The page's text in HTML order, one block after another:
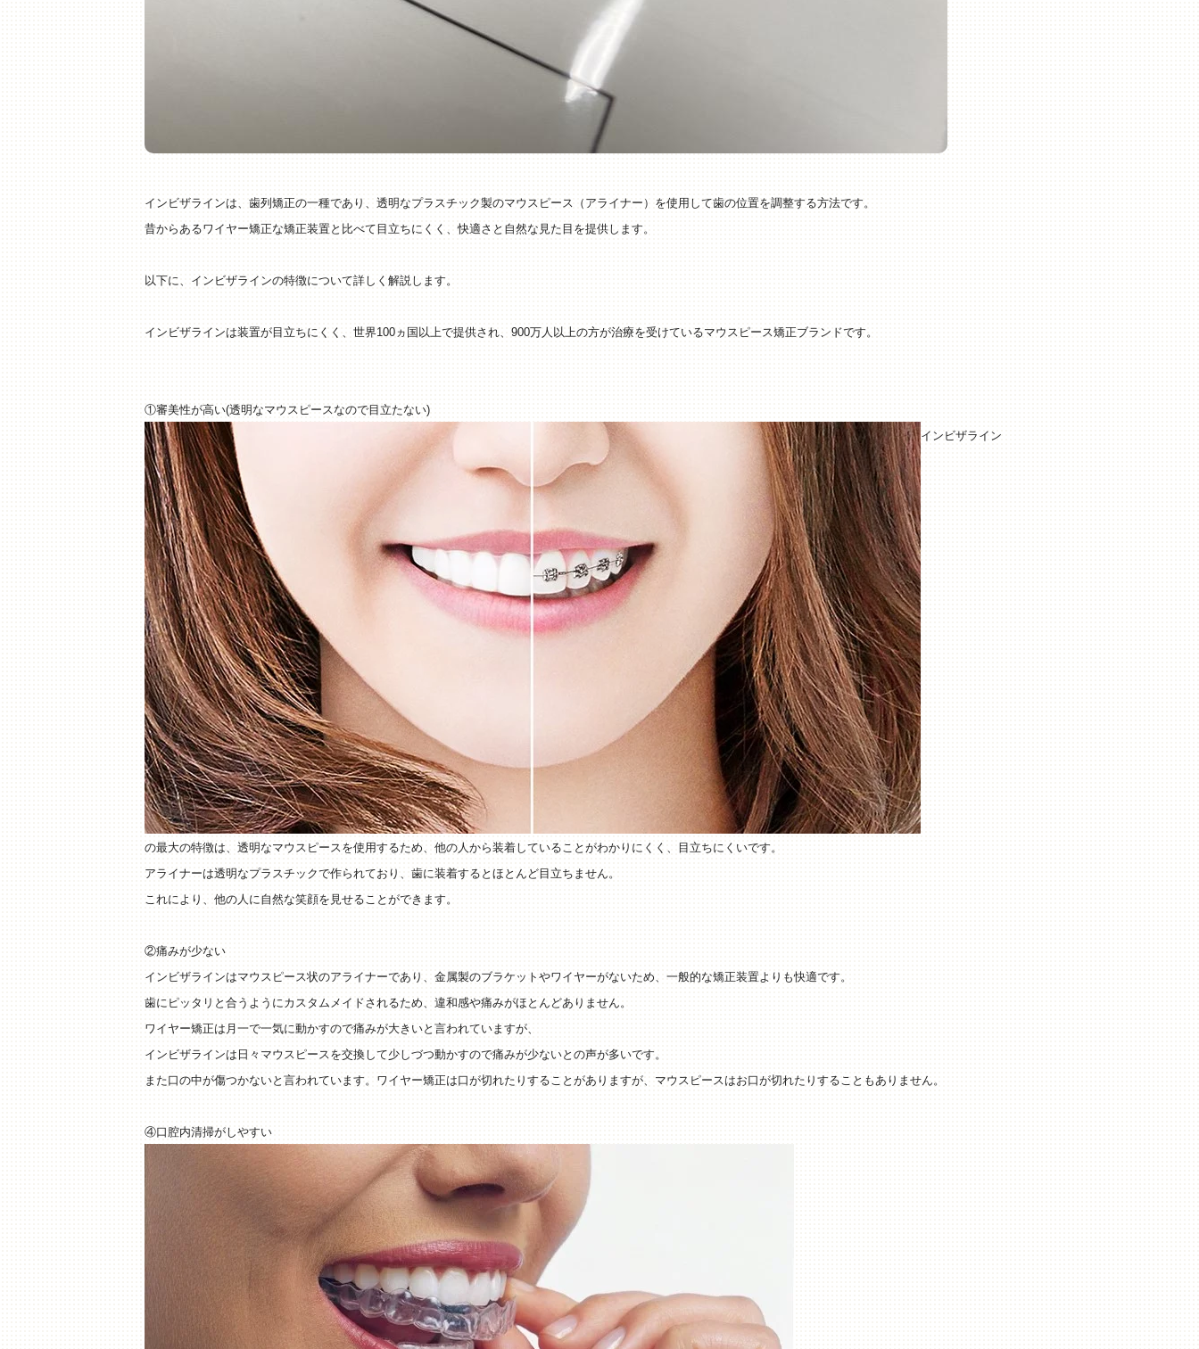
インビザラインは、歯列矯正の一種であり、透明なプラスチック製のマウスピース（アライナー）を使用して歯の位置を調整する方法です。
昔からあるワイヤー矯正な矯正装置と比べて目立ちにくく、快適さと自然な見た目を提供します。
以下に、インビザラインの特徴について詳しく解説します。
インビザラインは装置が目立ちにくく、世界100ヵ国以上で提供され、900万人以上の方が治療を受けているマウスピース矯正ブランドです。
①審美性が高い(透明なマウスピースなので目立たない)
インビザライン
の最大の特徴は、透明なマウスピースを使用するため、他の人から装着していることがわかりにくく、目立ちにくいです。
アライナーは透明なプラスチックで作られており、歯に装着するとほとんど目立ちません。
これにより、他の人に自然な笑顔を見せることができます。
②痛みが少ない
インビザラインはマウスピース状のアライナーであり、金属製のブラケットやワイヤーがないため、一般的な矯正装置よりも快適です。
歯にピッタリと合うようにカスタムメイドされるため、違和感や痛みがほとんどありません。
ワイヤー矯正は月一で一気に動かすので痛みが大きいと言われていますが、
インビザラインは日々マウスピースを交換して少しづつ動かすので痛みが少ないとの声が多いです。
また口の中が傷つかないと言われています。ワイヤー矯正は口が切れたりすることがありますが、マウスピースはお口が切れたりすることもありません。
④口腔内清掃がしやすい